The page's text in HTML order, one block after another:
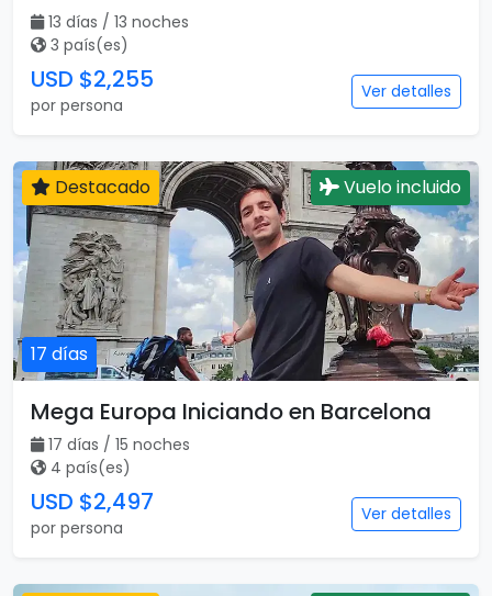
13 días / 13 noches
3 país(es)
USD $2,255
por persona
Ver detalles
17 días
Destacado Vuelo incluido
Mega Europa Iniciando en Barcelona
17 días / 15 noches
4 país(es)
USD $2,497
por persona
Ver detalles